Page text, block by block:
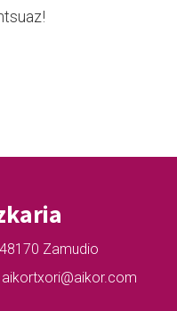
Zamudio
aikortxori@aikor.com